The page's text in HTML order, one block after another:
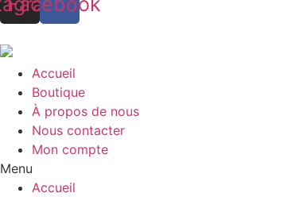
Accueil
Boutique
À propos de nous
Nous contacter
Mon compte
Menu
Accueil